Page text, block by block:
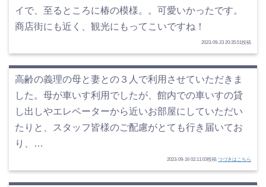
イで、至るところに椿の模様。。可愛いかったです。
商店街にも近く、観光にもってこいですね！
2023-09-23 20:35:51投稿
高齢の義理の母と妻との３人で利用させていただきま
した。母が車いす利用でしたが、館内での車いすの貸
し出しやエレベーターから近いお部屋にしていただい
たりと、スタッフ皆様のご配慮がとても行き届いてお
り、…
2023-09-16 02:11:03投稿 つづきはこちら